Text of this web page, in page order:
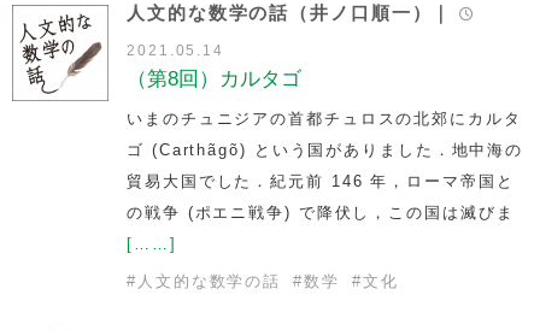
人文的な数学の話（井ノ口順一）｜
2021.05.14
（第8回）カルタゴ
いまのチュニジアの首都チュロスの北郊にカルタ
ゴ (Carthãgõ) という国がありました．地中海の
貿易大国でした．紀元前 146 年，ローマ帝国と
の戦争 (ポエニ戦争) で降伏し，この国は滅びま
[……]
# 人文的な数学の話 #数学 #文化